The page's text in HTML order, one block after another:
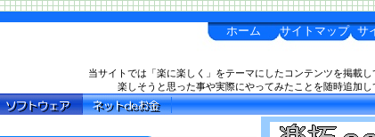
ホーム サイトマップ サ
当サイトでは「楽に楽しく」をテーマにしたコンテンツを掲載し
楽しそうと思った事や実際にやってみたことを随時追加し